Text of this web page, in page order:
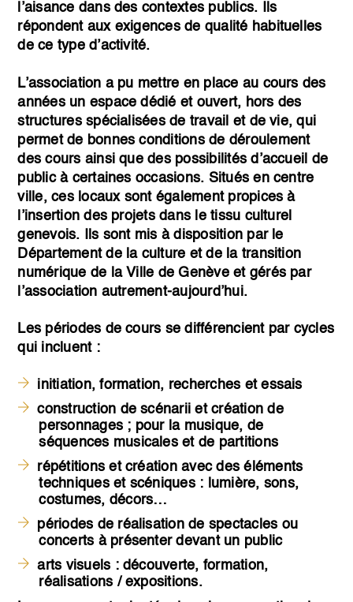
l’aisance dans des contextes publics. Ils
répondent aux exigences de qualité habituelles
de ce type d’activité.
L’association a pu mettre en place au cours des
années un espace dédié et ouvert, hors des
structures spécialisées de travail et de vie, qui
permet de bonnes conditions de déroulement
des cours ainsi que des possibilités d’accueil de
public à certaines occasions. Situés en centre
ville, ces locaux sont également propices à
l’insertion des projets dans le tissu culturel
genevois. Ils sont mis à disposition par le
Département de la culture et de la transition
numérique de la Ville de Genève et gérés par
l’association autrement-aujourd’hui.
Les périodes de cours se différencient par cycles
qui incluent :
initiation, formation, recherches et essais
construction de scénarii et création de
personnages ; pour la musique, de
séquences musicales et de partitions
répétitions et création avec des éléments
techniques et scéniques : lumière, sons,
costumes, décors…
périodes de réalisation de spectacles ou
concerts à présenter devant un public
arts visuels : découverte, formation,
réalisations / expositions.